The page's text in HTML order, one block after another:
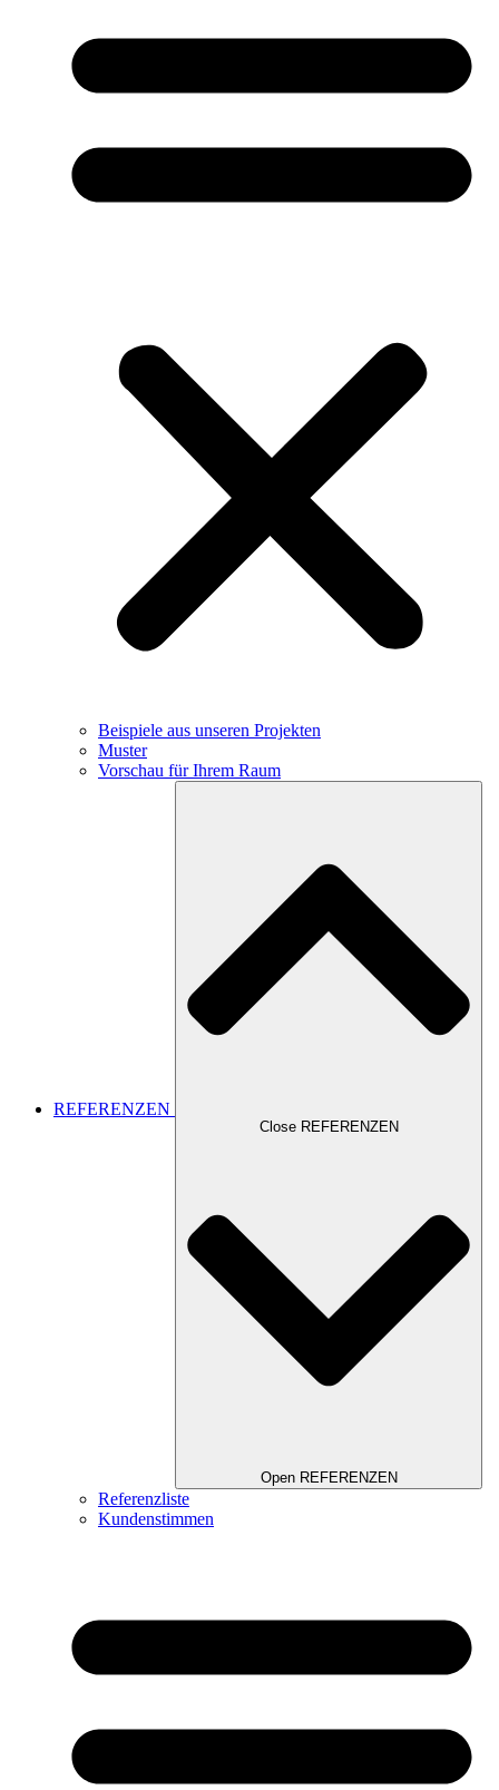
Beispiele aus unseren Projekten
Muster
Vorschau für Ihrem Raum
REFERENZEN
Close REFERENZEN
Open REFERENZEN
Referenzliste
Kundenstimmen